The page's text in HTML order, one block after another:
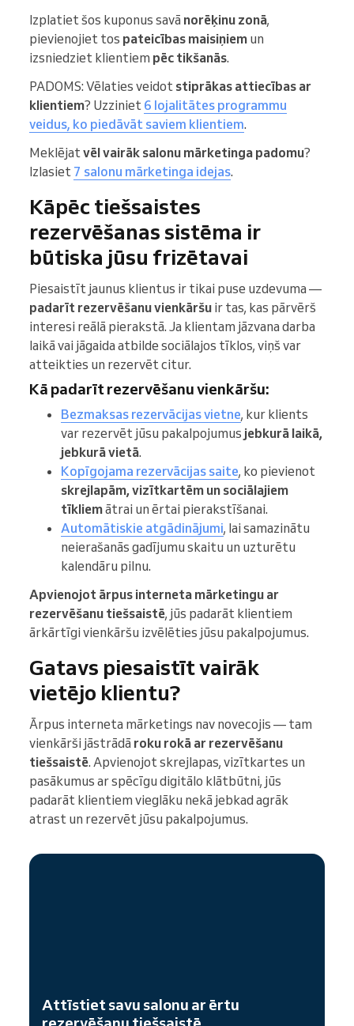
Izplatiet šos kuponus savā norēķinu zonā,
pievienojiet tos pateicības maisiņiem un
izsniedziet klientiem pēc tikšanās.
PADOMS: Vēlaties veidot stiprākas attiecības ar
klientiem? Uzziniet 6 lojalitātes programmu
veidus, ko piedāvāt saviem klientiem.
Meklējat vēl vairāk salonu mārketinga padomu?
Izlasiet 7 salonu mārketinga idejas.
Kāpēc tiešsaistes
rezervēšanas sistēma ir
būtiska jūsu frizētavai
Piesaistīt jaunus klientus ir tikai puse uzdevuma —
padarīt rezervēšanu vienkāršu ir tas, kas pārvērš
interesi reālā pierakstā. Ja klientam jāzvana darba
laikā vai jāgaida atbilde sociālajos tīklos, viņš var
atteikties un rezervēt citur.
Kā padarīt rezervēšanu vienkāršu:
Bezmaksas rezervācijas vietne, kur klients
var rezervēt jūsu pakalpojumus jebkurā laikā,
jebkurā vietā.
Kopīgojama rezervācijas saite, ko pievienot
skrejlapām, vizītkartēm un sociālajiem
tīkliemātrai un ērtai pierakstīšanai.
Automātiskie atgādinājumi, lai samazinātu
neierašanās gadījumu skaitu un uzturētu
kalendāru pilnu.
Apvienojot ārpus interneta mārketingu ar
rezervēšanu tiešsaistē, jūs padarāt klientiem
ārkārtīgi vienkāršu izvēlēties jūsu pakalpojumus.
Gatavs piesaistīt vairāk
vietējo klientu?
Ārpus interneta mārketings nav novecojis — tam
vienkārši jāstrādā roku rokā ar rezervēšanu
tiešsaistē. Apvienojot skrejlapas, vizītkartes un
pasākumus ar spēcīgu digitālo klātbūtni, jūs
padarāt klientiem vieglāku nekā jebkad agrāk
atrast un rezervēt jūsu pakalpojumus.
Attīstiet savu salonu ar ērtu